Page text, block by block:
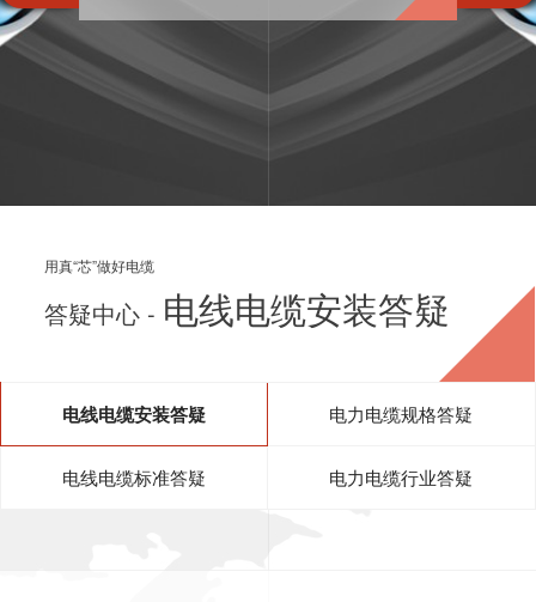
用真“芯”做好电缆
答疑中心 - 电线电缆安装答疑
电线电缆安装答疑 电力电缆规格答疑
电线电缆标准答疑 电力电缆行业答疑